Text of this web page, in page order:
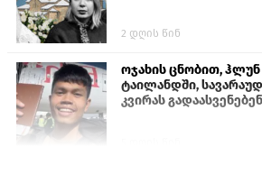
2 დღის წინ
ოჯახის ცნობით,
ტაილანდში,
კვირას გადაასვენებენ